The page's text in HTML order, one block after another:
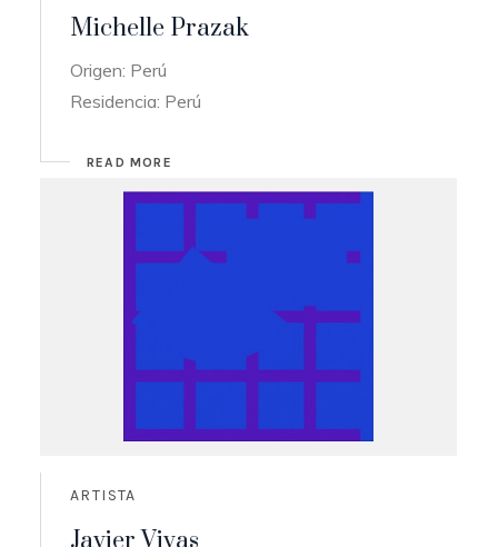
Michelle Prazak
Origen: Perú
Residencia: Perú
READ MORE
ARTISTA
Javier Vivas